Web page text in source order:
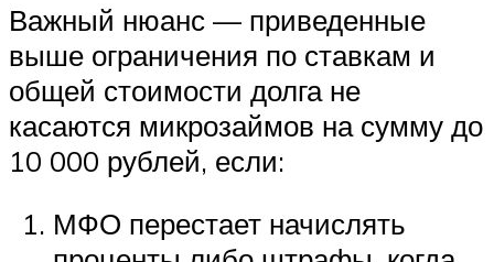
Важный нюанс — приведенные
выше ограничения по ставкам и
общей стоимости долга не
касаются микрозаймов на сумму до
10 000 рублей, если:
МФО перестает начислять